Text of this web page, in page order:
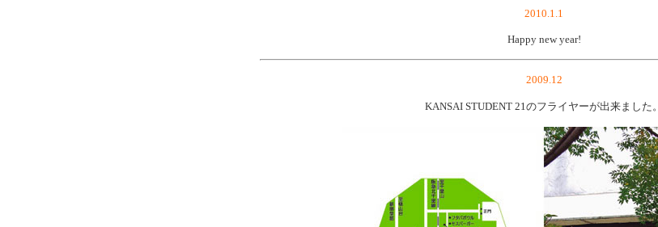
2010.1.1
Happy new year!
2009.12
KANSAI STUDENT 21のフライヤーが出来ました。